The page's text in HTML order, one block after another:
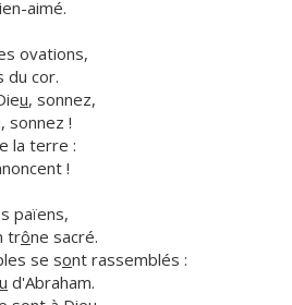
aimé.
ovations,
du cor.
u, sonnez,
sonnez !
la terre :
!
païens,
trône sacré.
se sont rassemblés :
u d'Abraham.